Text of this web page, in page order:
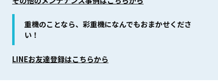
重機のことなら、彩重機になんでもおまかせくださ
い！
LINEお友達登録はこちらから